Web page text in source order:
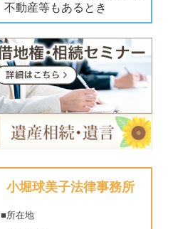
不動産等もあるとき
小堀球美子法律事務所
■所在地